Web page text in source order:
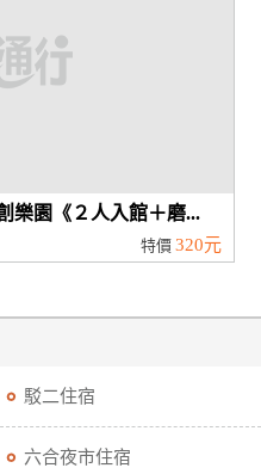
樂園《２人入館＋磨...
特價 320元
駁二住宿
六合夜市住宿